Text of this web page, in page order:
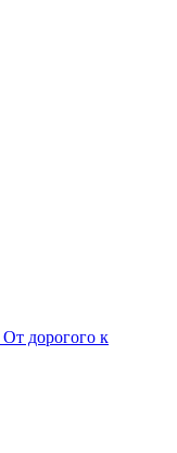
От дорогого к